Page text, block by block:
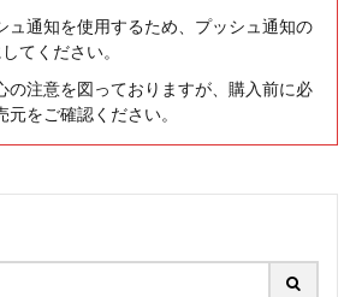
ュ通知を使用するため、プッシュ通知の
てください。
の注意を図っておりますが、購入前に必
をご確認ください。